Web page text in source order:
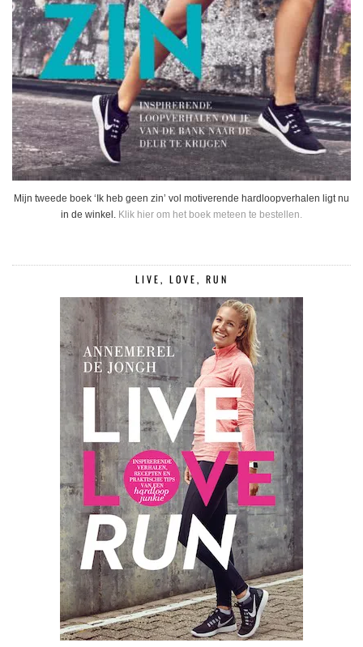
Mijn tweede boek ‘Ik heb geen zin’ vol motiverende hardloopverhalen ligt nu
in de winkel. Klik hier om het boek meteen te bestellen.
LIVE, LOVE, RUN